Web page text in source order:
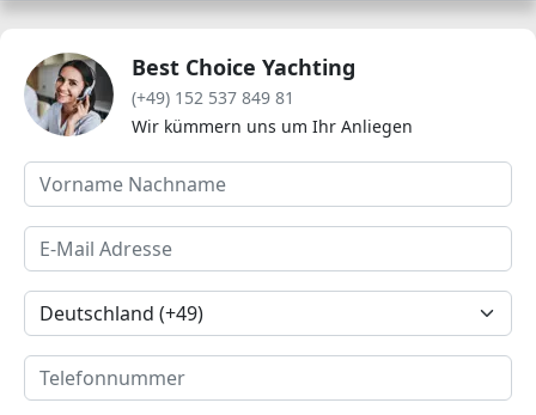
Best Choice Yachting
(+49) 152 537 849 81
Wir kümmern uns um Ihr Anliegen